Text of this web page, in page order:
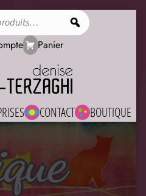
CONTACT BOUTIQUE
Panier